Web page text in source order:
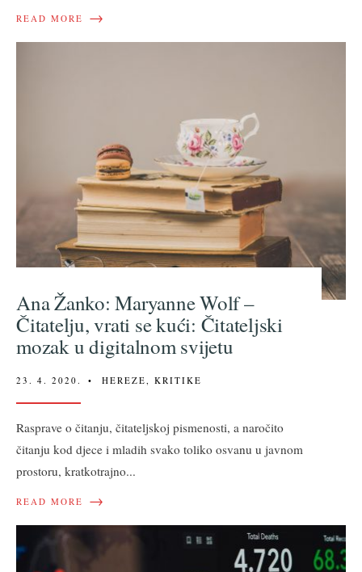
READ MORE →
Ana Žanko: Maryanne Wolf –
Čitatelju, vrati se kući: Čitateljski
mozak u digitalnom svijetu
23. 4. 2020. • HEREZE KRITIKE
Rasprave o čitanju, čitateljskoj pismenosti, a naročito
čitanju kod djece i mladih svako toliko osvanu u javnom
prostoru, kratkotrajno...
READ MORE →